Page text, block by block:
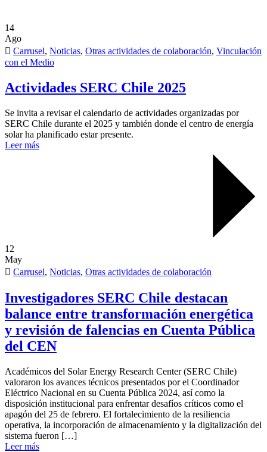
14
Ago
Carrusel, Noticias, Otras actividades de colaboración, Vinculación
con el Medio
Actividades SERC Chile 2025
Se invita a revisar el calendario de actividades organizadas por
SERC Chile durante el 2025 y también donde el centro de energía
solar ha planificado estar presente.
Leer más
12
May
Carrusel, Noticias, Otras actividades de colaboración
Investigadores SERC Chile destacan
balance entre transformación energética
y revisión de falencias en Cuenta Pública
del CEN
Académicos del Solar Energy Research Center (SERC Chile)
valoraron los avances técnicos presentados por el Coordinador
Eléctrico Nacional en su Cuenta Pública 2024, así como la
disposición institucional para enfrentar desafíos críticos como el
apagón del 25 de febrero. El fortalecimiento de la resiliencia
operativa, la incorporación de almacenamiento y la digitalización del
sistema fueron […]
Leer más